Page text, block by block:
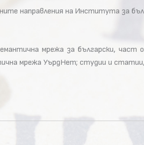
направления на Института за
мрежа за български,
мрежа УърдНет; студии и